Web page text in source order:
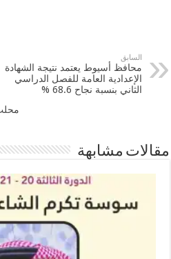
السابق
محافظ أسيوط يعتمد نتيجة الشهادة
الإعدادية العامة للفصل الدراسي
الثاني بنسبة نجاح 68.6 %
مقالات مشابهة